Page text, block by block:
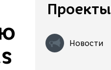
Проекты
Новости